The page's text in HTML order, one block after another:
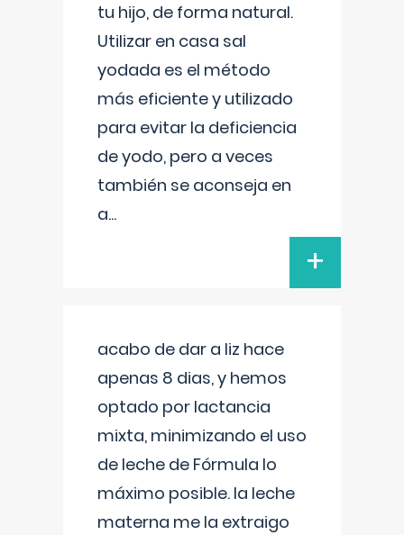
tu hijo, de forma natural.
Utilizar en casa sal
yodada es el método
más eficiente y utilizado
para evitar la deficiencia
de yodo, pero a veces
también se aconseja en
a...
+
acabo de dar a liz hace
apenas 8 dias, y hemos
optado por lactancia
mixta, minimizando el uso
de leche de Fórmula lo
máximo posible. la leche
materna me la extraigo